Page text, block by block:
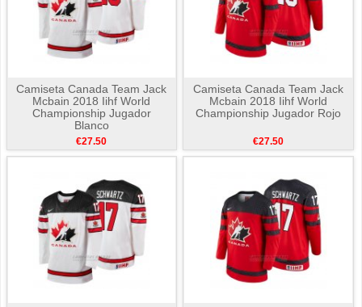
Camiseta Canada Team Jack
Mcbain 2018 Iihf World
Championship Jugador
Blanco
€27.50
Camiseta Canada Team Jack
Mcbain 2018 Iihf World
Championship Jugador Rojo
€27.50